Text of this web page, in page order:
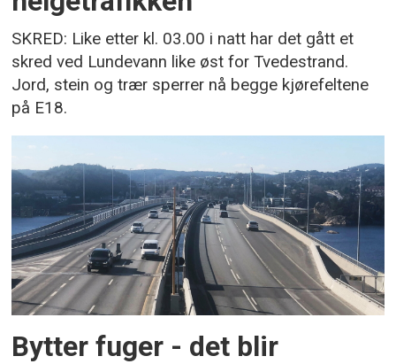
SKRED: Like etter kl. 03.00 i natt har det gått et
skred ved Lundevann like øst for Tvedestrand.
Jord, stein og trær sperrer nå begge kjørefeltene
på E18.
Bytter fuger - det blir